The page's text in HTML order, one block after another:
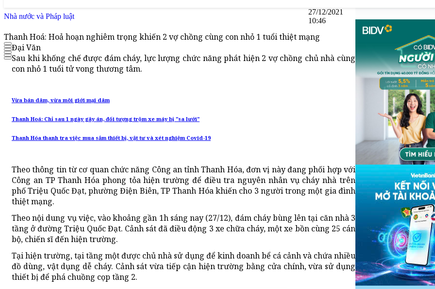
Nhà nước và Pháp luật
27/12/2021
10:46
Thanh Hoá: Hoả hoạn nghiêm trọng khiến 2 vợ chồng cùng con nhỏ 1 tuổi thiệt mạng
Đại Văn
Sau khi khống chế được đám cháy, lực lượng chức năng phát hiện 2 vợ chồng chủ nhà cùng
con nhỏ 1 tuổi tử vong thương tâm.
Vừa bán dâm, vừa môi giới mại dâm
Thanh Hoá: Chỉ sau 1 ngày gây án, đối tượng trộm xe máy bị "sa lưới"
Thanh Hóa thanh tra việc mua sắm thiết bị, vật tư và xét nghiệm Covid-19
Theo thông tin từ cơ quan chức năng Công an tỉnh Thanh Hóa, đơn vị này đang phối hợp với
Công an TP Thanh Hóa phong tỏa hiện trường để điều tra nguyên nhân vụ cháy nhà trên
phố Triệu Quốc Đạt, phường Điện Biên, TP Thanh Hóa khiến cho 3 người trong một gia đình
thiệt mạng.
Theo nội dung vụ việc, vào khoảng gần 1h sáng nay (27/12), đám cháy bùng lên tại căn nhà 3
tầng ở đường Triệu Quốc Đạt. Cảnh sát đã điều động 3 xe chữa cháy, một xe bồn cùng 25 cán
bộ, chiến sĩ đến hiện trường.
Tại hiện trường, tại tầng một được chủ nhà sử dụng để kinh doanh bể cá cảnh và chứa nhiều
đồ dùng, vật dụng dễ cháy. Cảnh sát vừa tiếp cận hiện trường bằng cửa chính, vừa sử dụng
thiết bị để phá chuồng cọp tầng 2.